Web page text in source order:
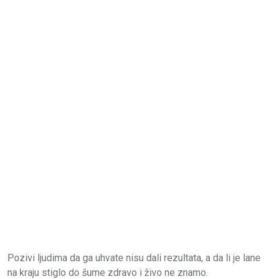
Pozivi ljudima da ga uhvate nisu dali rezultata, a da li je lane
na kraju stiglo do šume zdravo i živo ne znamo.